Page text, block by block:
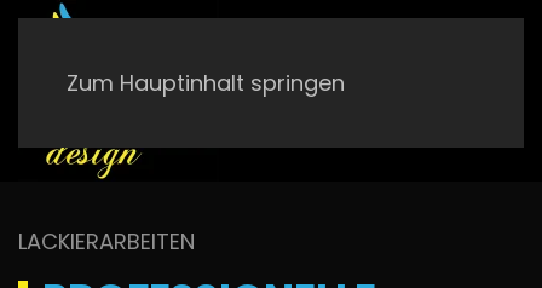
Zum Hauptinhalt springen
LACKIERARBEITEN